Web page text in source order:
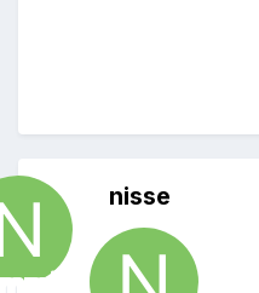
nisse